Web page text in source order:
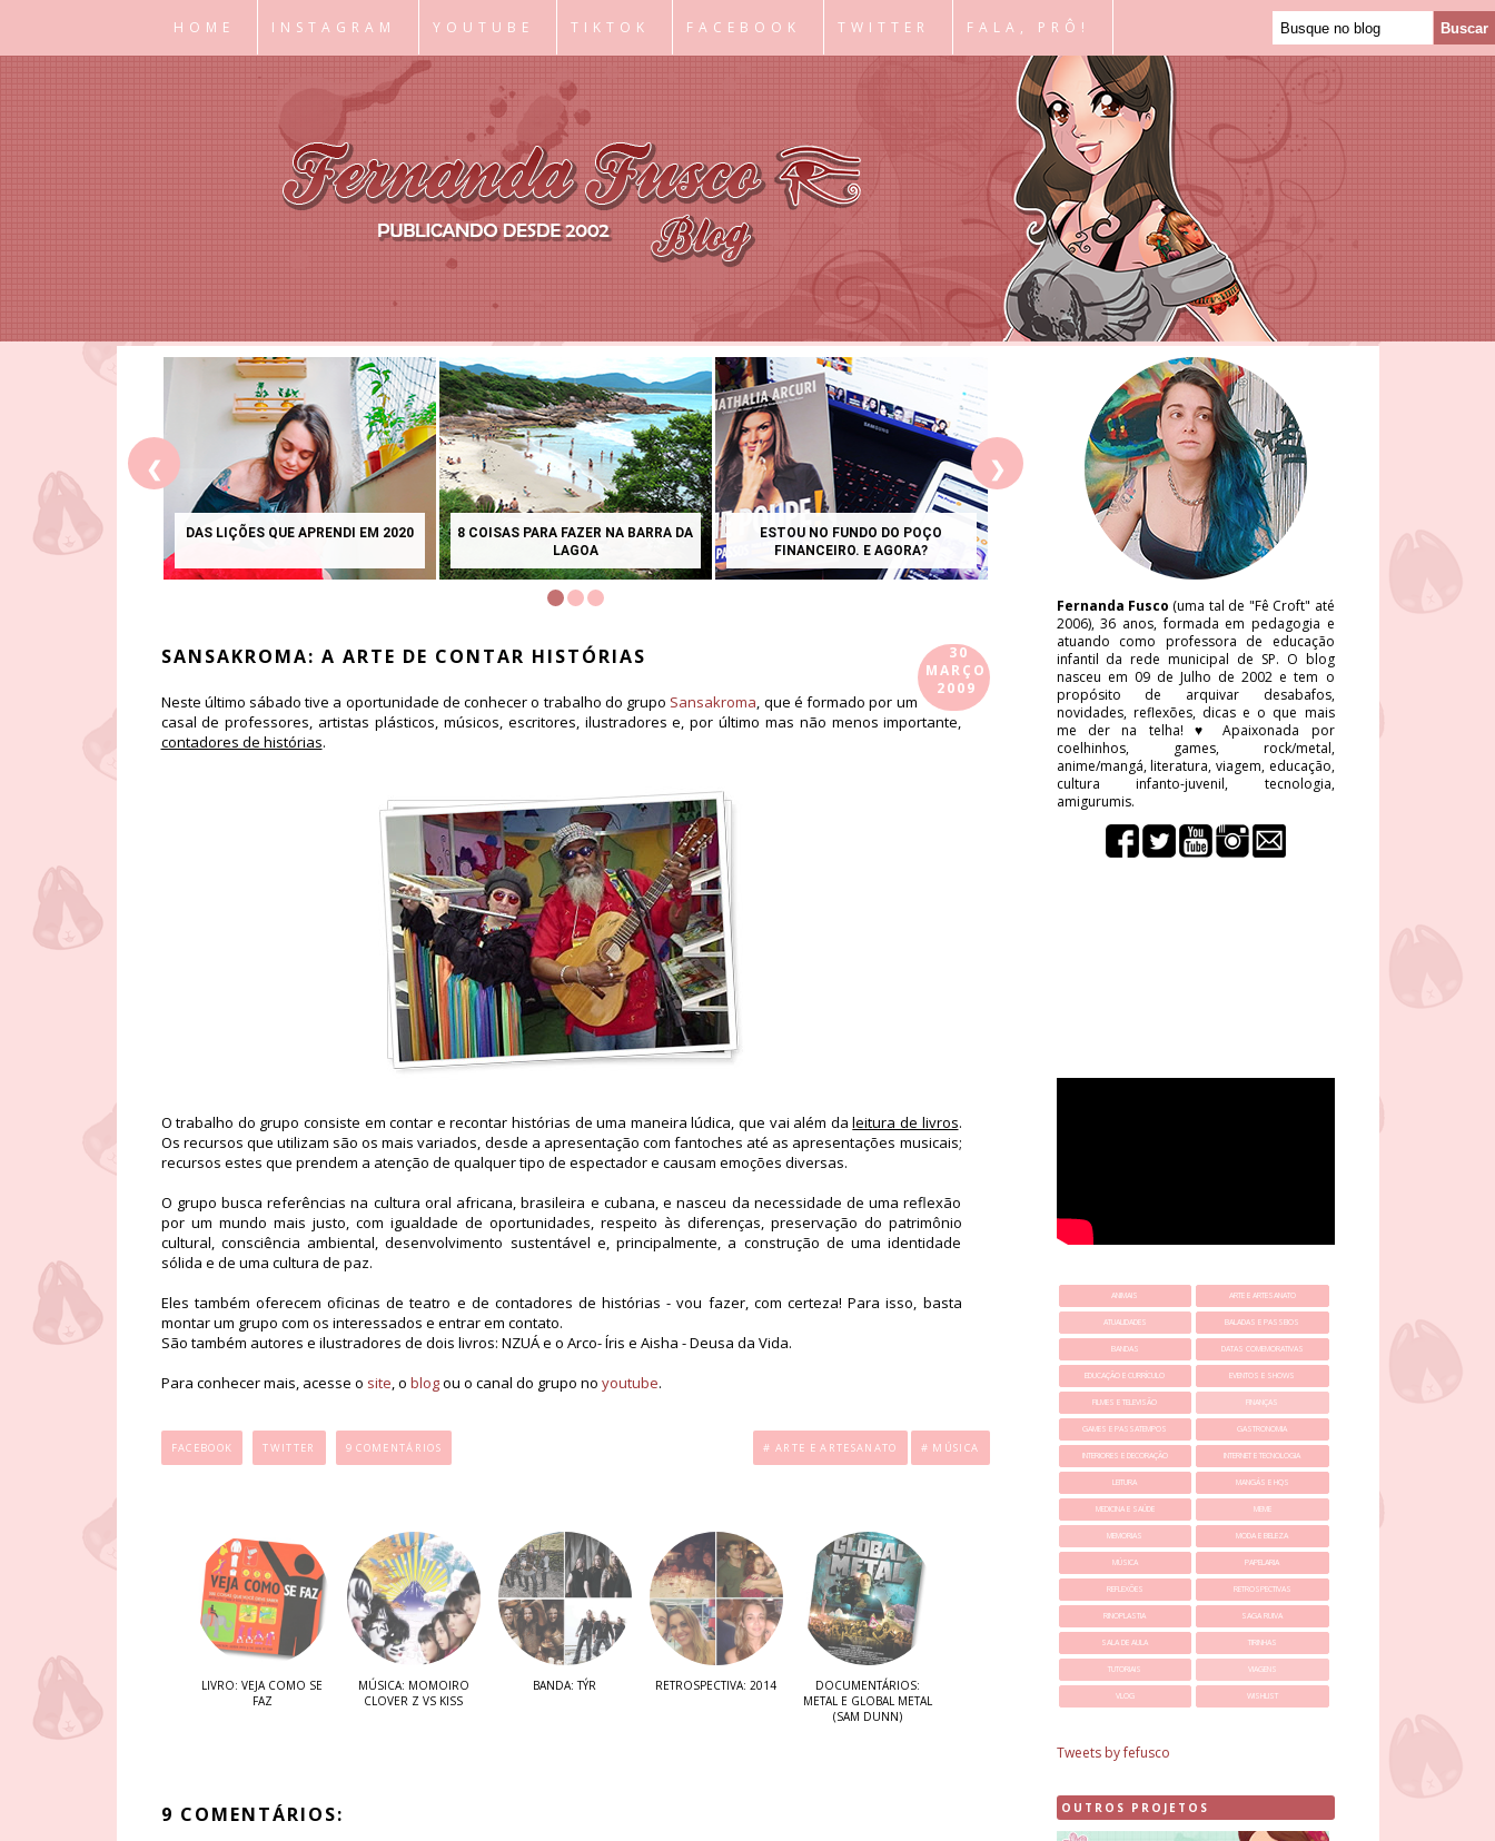
HOME INSTAGRAM YOUTUBE TIKTOK FACEBOOK TWITTER FALA, PRÔ!
DAS LIÇÕES QUE APRENDI EM 2020
8 COISAS PARA FAZER NA BARRA DA
LAGOA
ESTOU NO FUNDO DO POÇO
FINANCEIRO. E AGORA?
❮ ❯
30
MARÇO
2009
SANSAKROMA: A ARTE DE CONTAR HISTÓRIAS
Neste último sábado tive a oportunidade de conhecer o trabalho do grupo Sansakroma, que é formado por um
casal de professores, artistas plásticos, músicos, escritores, ilustradores e, por último mas não menos importante,
contadores de histórias.
O trabalho do grupo consiste em contar e recontar histórias de uma maneira lúdica, que vai além daleitura de livros.
Os recursos que utilizam são os mais variados, desde a apresentação com fantoches até as apresentações musicais;
recursos estes que prendem a atenção de qualquer tipo de espectador e causam emoções diversas.
O grupo busca referências na cultura oral africana, brasileira e cubana, e nasceu da necessidade de uma reflexão
por um mundo mais justo, com igualdade de oportunidades, respeito às diferenças, preservação do patrimônio
cultural, consciência ambiental, desenvolvimento sustentável e, principalmente, a construção de uma identidade
sólida e de uma cultura de paz.
Eles também oferecem oficinas de teatro e de contadores de histórias - vou fazer, com certeza! Para isso, basta
montar um grupo com os interessados e entrar em contato.
São também autores e ilustradores de dois livros: NZUÁ e o Arco- Íris e Aisha - Deusa da Vida.
Para conhecer mais, acesse o site, o blogou o canal do grupo no youtube.
FACEBOOK TWITTER 9 COMENTÁRIOS # ARTE E ARTESANATO # MÚSICA
LIVRO: VEJA COMO SE
FAZ
MÚSICA: MOMOIRO
CLOVER Z VS KISS
BANDA: TÝR RETROSPECTIVA: 2014
DOCUMENTÁRIOS:
METAL E GLOBAL METAL
(SAM DUNN)
9 COMENTÁRIOS:
Fernanda Fusco (uma tal de "Fê Croft" até
2006), 36 anos, formada em pedagogia e
atuando como professora de educação
infantil da rede municipal de SP. O blog
nasceu em 09 de Julho de 2002 e tem o
propósito de arquivar desabafos,
novidades, reflexões, dicas e o que mais
me der na telha! ♥ Apaixonada por
coelhinhos, games, rock/metal,
anime/mangá, literatura, viagem, educação,
cultura infanto-juvenil, tecnologia,
amigurumis.
ANIMAIS ARTE E ARTESANATO
ATUALIDADES BALADAS E PASSEIOS
BANDAS DATAS COMEMORATIVAS
EDUCAÇÃO E CURRÍCULO EVENTOS E SHOWS
FILMES E TELEVISÃO FINANÇAS
GAMES E PASSATEMPOS GASTRONOMIA
INTERIORES E DECORAÇÃO INTERNET E TECNOLOGIA
LEITURA MANGÁS E HQS
MEDICINA E SAÚDE MEME
MEMORIAS MODA E BELEZA
MÚSICA PAPELARIA
REFLEXÕES RETROSPECTIVAS
RINOPLASTIA SAGA RUIVA
SALA DE AULA TIRINHAS
TUTORIAIS VIAGENS
VLOG WISHLIST
Tweets by fefusco
OUTROS PROJETOS